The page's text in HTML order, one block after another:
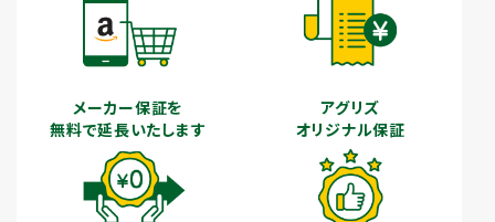
メーカー保証を
無料で延長いたします
アグリズ
オリジナル保証